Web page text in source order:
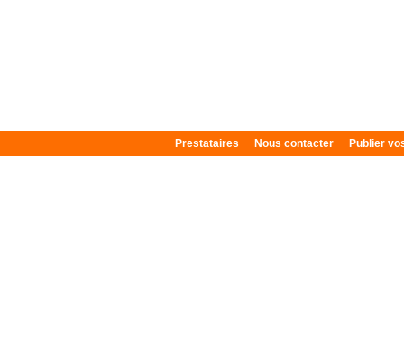
Prestataires Nous contacter Publier